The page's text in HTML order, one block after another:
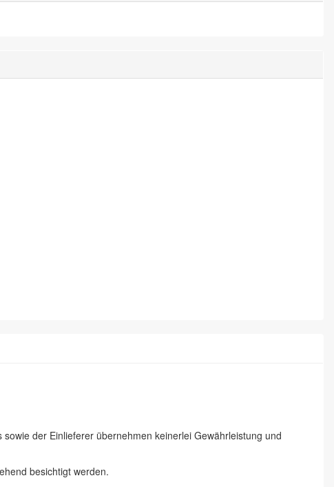
der Einlieferer übernehmen keinerlei Gewährleistung und
besichtigt werden.